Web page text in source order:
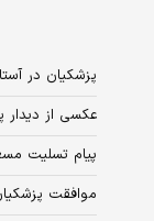
پزشکیان در
عکسی از دیدار
پیام تسلیت
موافقت